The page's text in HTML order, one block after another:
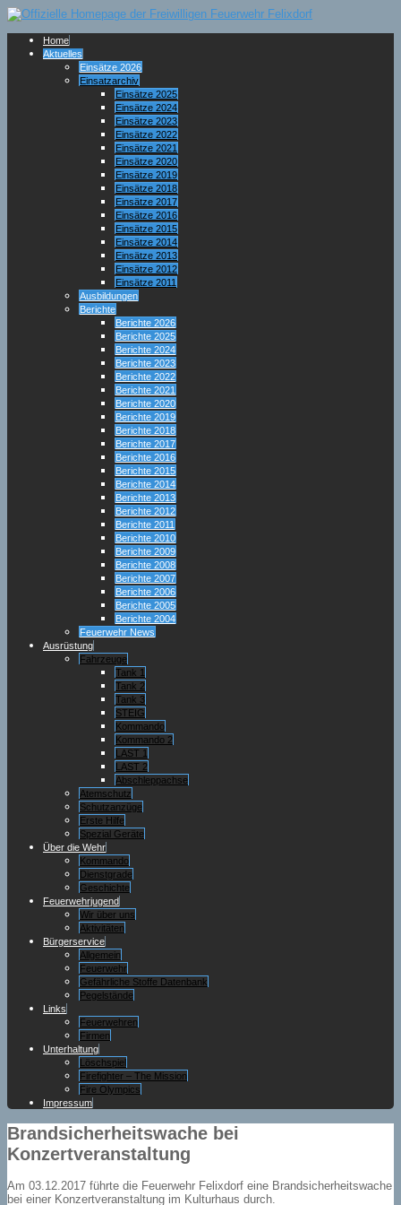
Home
Aktuelles
Einsätze 2026
Einsatzarchiv
Einsätze 2025
Einsätze 2024
Einsätze 2023
Einsätze 2022
Einsätze 2021
Einsätze 2020
Einsätze 2019
Einsätze 2018
Einsätze 2017
Einsätze 2016
Einsätze 2015
Einsätze 2014
Einsätze 2013
Einsätze 2012
Einsätze 2011
Ausbildungen
Berichte
Berichte 2026
Berichte 2025
Berichte 2024
Berichte 2023
Berichte 2022
Berichte 2021
Berichte 2020
Berichte 2019
Berichte 2018
Berichte 2017
Berichte 2016
Berichte 2015
Berichte 2014
Berichte 2013
Berichte 2012
Berichte 2011
Berichte 2010
Berichte 2009
Berichte 2008
Berichte 2007
Berichte 2006
Berichte 2005
Berichte 2004
Feuerwehr News
Ausrüstung
Fahrzeuge
Tank 1
Tank 2
Tank 3
STEIG
Kommando
Kommando 2
LAST 1
LAST 2
Abschleppachse
Atemschutz
Schutzanzüge
Erste Hilfe
Spezial Geräte
Über die Wehr
Kommando
Dienstgrade
Geschichte
Feuerwehrjugend
Wir über uns
Aktivitäten
Bürgerservice
Allgemein
Feuerwehr
Gefährliche Stoffe Datenbank
Pegelstände
Links
Feuerwehren
Firmen
Unterhaltung
Löschspiel
Firefighter – The Mission
Fire Olympics
Impressum
Brandsicherheitswache bei
Konzertveranstaltung
Am 03.12.2017 führte die Feuerwehr Felixdorf eine Brandsicherheitswache
bei einer Konzertveranstaltung im Kulturhaus durch.